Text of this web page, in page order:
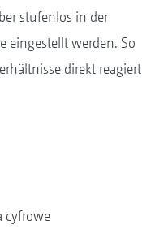
stufenlos in der
eingestellt werden. So
direkt reagiert
cyfrowe